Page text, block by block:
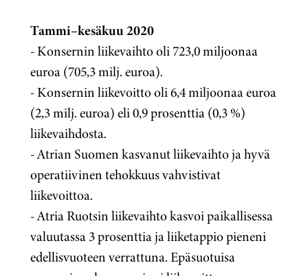
Tammi–kesäkuu 2020
-Konsernin liikevaihto oli 723,0 miljoonaa
euroa (705,3 milj. euroa).
-Konsernin liikevoitto oli 6,4 miljoonaa euroa
(2,3 milj. euroa) eli 0,9 prosenttia (0,3 %)
liikevaihdosta.
-Atrian Suomen kasvanut liikevaihto ja hyvä
operatiivinen tehokkuus vahvistivat
liikevoittoa.
- Atria Ruotsin liikevaihto kasvoi paikallisessa
valuutassa 3 prosenttia ja liiketappio pieneni
edellisvuoteen verrattuna. Epäsuotuisa